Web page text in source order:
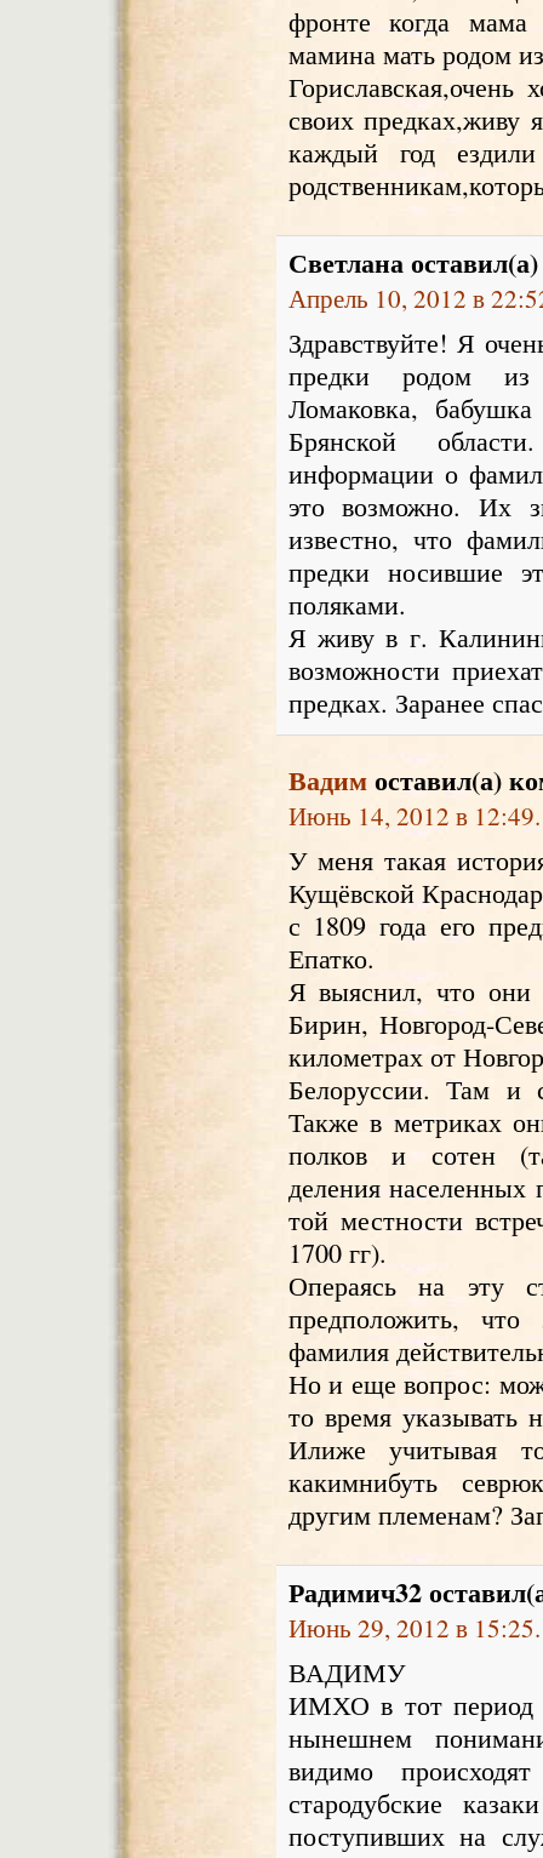
фронте когда
мамина мать родом
своих предках,живу
каждый год
Светлана
Апрель 10, 2012 в
Здравствуйте! Я
предки родом из
Ломаковка,
Брянской
информации о
это возможно. Их
известно, что
предки носившие
поляками.
Я живу в г.
возможности
предках. Заранее
Вадимоставил(а)
Июнь 14, 2012 в 12:49.
У меня такая
Кущёвской
с 1809 года его
Епатко.
Я выяснил, что они
Бирин, Новгород-
километрах от
Белоруссии. Там и
Также в метриках
полков и сотен
деления населенных
той местности
1700 гг).
Операясь на эту
предположить,
фамилия
Но и еще вопрос:
то время указывать
Илиже учитывая
какимнибуть
другим племенам?
Радимич32
Июнь 29, 2012 в 15:25.
ВАДИМУ
ИМХО в тот период
нынешнем
видимо
стародубские
поступивших на